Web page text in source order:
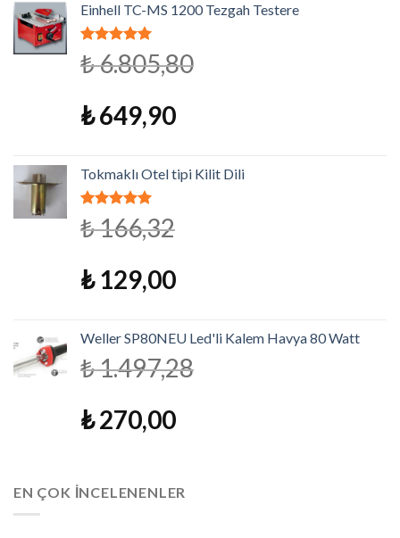
Einhell TC-MS 1200 Tezgah Testere
5 üzerinden
5.00oy aldı
₺6.805,80
₺649,90
Tokmaklı Otel tipi Kilit Dili
5 üzerinden
4.79oy
₺166,32
₺129,00
Weller SP80NEU Led'li Kalem Havya 80 Watt
₺1.497,28
₺270,00
EN ÇOK İNCELENENLER